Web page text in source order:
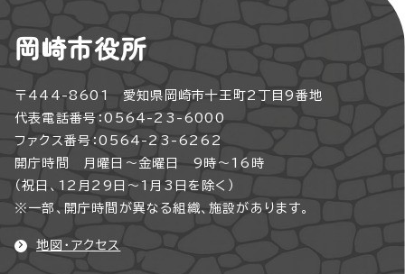
岡崎市役所
〒444-8601 愛知県岡崎市十王町2丁目9番地
代表電話番号：0564-23-6000
ファクス番号：0564-23-6262
開庁時間 月曜日～金曜日 9時～16時
（祝日、12月29日～1月3日を除く）
※一部、開庁時間が異なる組織、施設があります。
地図・アクセス